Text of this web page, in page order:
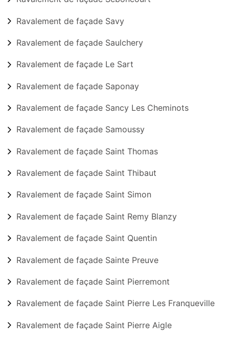
Ravalement de façade Savy
Ravalement de façade Saulchery
Ravalement de façade Le Sart
Ravalement de façade Saponay
Ravalement de façade Sancy Les Cheminots
Ravalement de façade Samoussy
Ravalement de façade Saint Thomas
Ravalement de façade Saint Thibaut
Ravalement de façade Saint Simon
Ravalement de façade Saint Remy Blanzy
Ravalement de façade Saint Quentin
Ravalement de façade Sainte Preuve
Ravalement de façade Saint Pierremont
Ravalement de façade Saint Pierre Les Franqueville
Ravalement de façade Saint Pierre Aigle